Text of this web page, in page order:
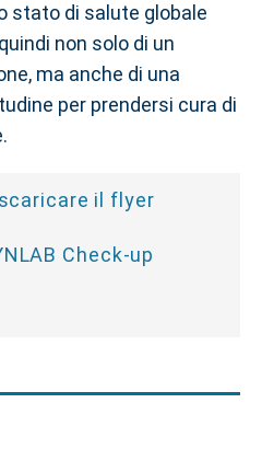
stato di salute globale
non solo di un
ma anche di una
per prendersi cura di
il flyer
Check-up